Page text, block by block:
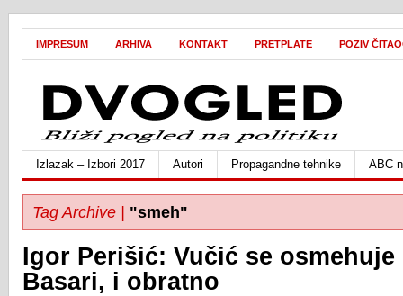
IMPRESUM ARHIVA KONTAKT PRETPLATE POZIV
Izlazak – Izbori 2017 Autori Propagandne tehnike ABC
Tag Archive | "smeh"
Igor Perišić: Vučić se osmehuje
Basari, i obratno